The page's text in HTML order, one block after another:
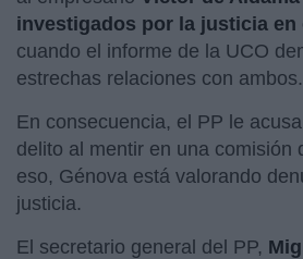
investigados por la justicia en
cuando el informe de la UCO
estrechas relaciones con ambos.
En consecuencia, el PP le
delito al mentir en una comisión
eso, Génova está valorando
justicia.
El secretario general del PP,